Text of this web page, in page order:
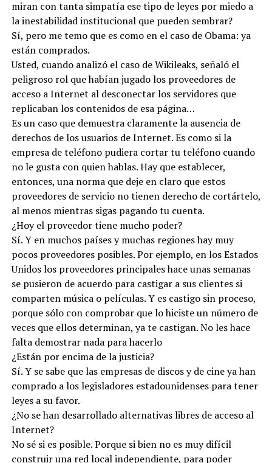
miran con tanta simpatía ese tipo de leyes por miedo a
la inestabilidad institucional que pueden sembrar?
Sí, pero me temo que es como en el caso de Obama: ya
están comprados.
Usted, cuando analizó el caso de Wikileaks, señaló el
peligroso rol que habían jugado los proveedores de
acceso a Internet al desconectar los servidores que
replicaban los contenidos de esa página…
Es un caso que demuestra claramente la ausencia de
derechos de los usuarios de Internet. Es como si la
empresa de teléfono pudiera cortar tu teléfono cuando
no le gusta con quien hablas. Hay que establecer,
entonces, una norma que deje en claro que estos
proveedores de servicio no tienen derecho de cortártelo,
al menos mientras sigas pagando tu cuenta.
¿Hoy el proveedor tiene mucho poder?
Sí. Y en muchos países y muchas regiones hay muy
pocos proveedores posibles. Por ejemplo, en los Estados
Unidos los proveedores principales hace unas semanas
se pusieron de acuerdo para castigar a sus clientes si
comparten música o películas. Y es castigo sin proceso,
porque sólo con comprobar que lo hiciste un número de
veces que ellos determinan, ya te castigan. No les hace
falta demostrar nada para hacerlo
¿Están por encima de la justicia?
Sí. Y se sabe que las empresas de discos y de cine ya han
comprado a los legisladores estadounidenses para tener
leyes a su favor.
¿No se han desarrollado alternativas libres de acceso al
Internet?
No sé si es posible. Porque si bien no es muy difícil
construir una red local independiente, para poder